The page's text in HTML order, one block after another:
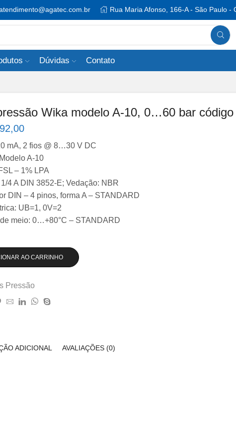
Rua Maria Afonso, 166-A - São Paulo -
input
Dúvidas Contato
Wika modelo A-10, 0…60 bar código
O
atual
é:
R$ 1.192,00.
mA, 2 fios @ 8…30 V DC
A-10
– 1% LPA
4 A DIN 3852-E; Vedação: NBR
DIN – 4 pinos, forma A – STANDARD
UB=1, 0V=2
meio: 0…+80°C – STANDARD
AO CARRINHO
Pressão
ADICIONAL AVALIAÇÕES (0)